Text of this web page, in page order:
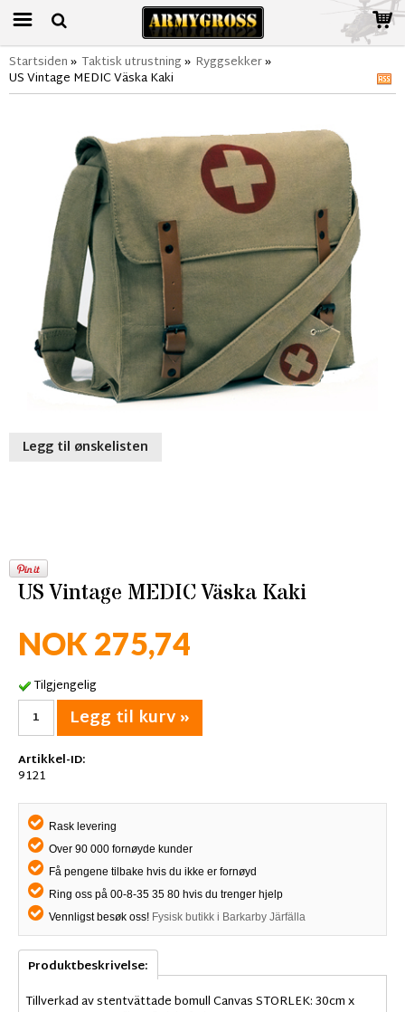
Startsiden» Taktisk utrustning» Ryggsekker»
US Vintage MEDIC Väska Kaki
Legg til ønskelisten
US Vintage MEDIC Väska Kaki
NOK 275,74
Tilgjengelig
Legg til kurv »
Artikkel-ID:
9121
Rask levering
Over 90 000 fornøyde kunder
Få pengene tilbake hvis du ikke er fornøyd
Ring oss på 00-8-35 35 80 hvis du trenger hjelp
Vennligst besøk oss! Fysisk butikk i Barkarby Järfälla
Produktbeskrivelse:
Tillverkad av stentvättade bomull Canvas STORLEK: 30cm x